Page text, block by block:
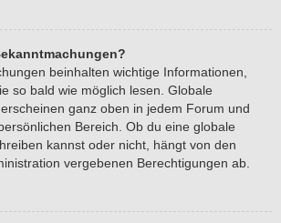
beinhalten wichtige Informationen,
so bald wie möglich lesen. Globale
ganz oben in jedem Forum und
Bereich. Ob du eine globale
kannst oder nicht, hängt von den
vergebenen Berechtigungen ab.